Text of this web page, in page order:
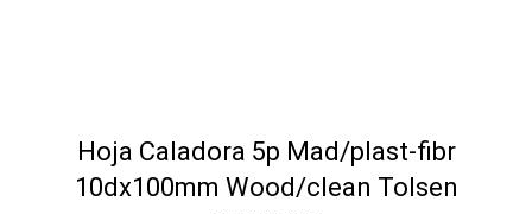
Hoja Caladora 5p Mad/plast-fibr
10dx100mm Wood/clean Tolsen
Varios